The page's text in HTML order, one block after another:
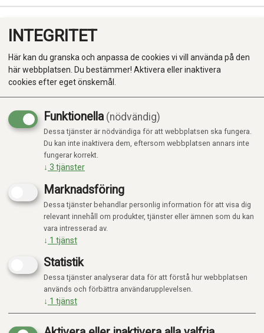
Produkter
Kategorier
Kampanj
INTEGRITET
Här kan du granska och anpassa de cookies vi vill använda på den
här webbplatsen. Du bestämmer! Aktivera eller inaktivera
cookies efter eget önskemål.
Funktionella (nödvändig)
Dessa tjänster är nödvändiga för att webbplatsen ska fungera.
Du kan inte inaktivera dem, eftersom webbplatsen annars inte
fungerar korrekt.
↓ 3 tjänster
Marknadsföring
Dessa tjänster behandlar personlig information för att visa dig
relevant innehåll om produkter, tjänster eller ämnen som du kan
vara intresserad av.
↓ 1 tjänst
Statistik
Dessa tjänster analyserar data för att förstå hur webbplatsen
används och förbättra användarupplevelsen.
↓ 1 tjänst